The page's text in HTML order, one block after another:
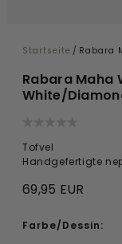
Startseite / Rabara
Rabara Maha
White/
Tofvel
Handgefertigte
69,95 EUR
Farbe/Dessin: